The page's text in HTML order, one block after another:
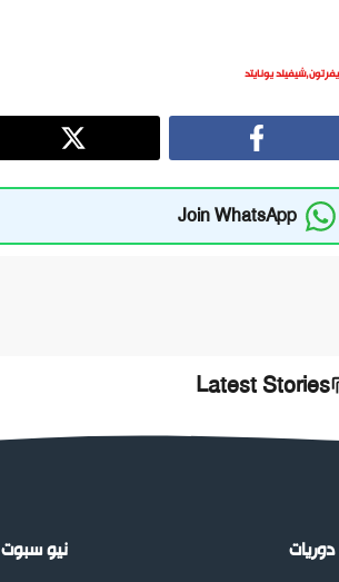
,شيفيلد يونايتد
Join WhatsApp
Latest Stories
دوريات نيو سبوت